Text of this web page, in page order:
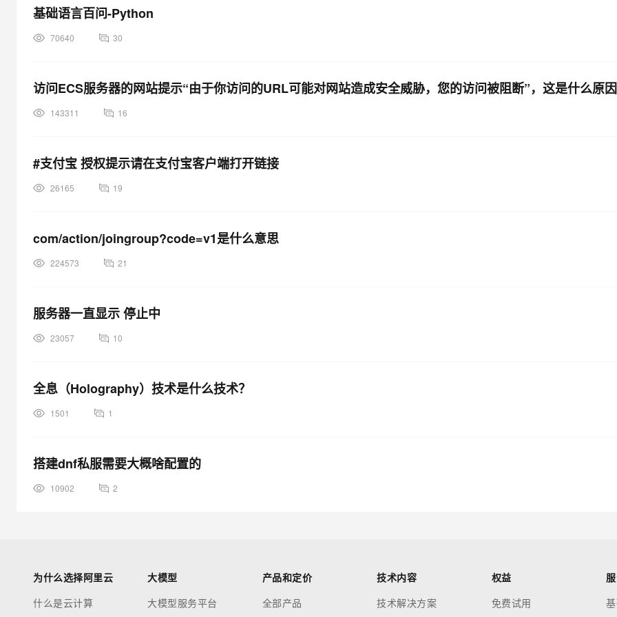
基础语言百问-Python
70640 30
访问ECS服务器的网站提示“由于你访问的URL可能对网站造成安全威胁，您的访问被阻断”，这是什么原
143311 16
#支付宝 授权提示请在支付宝客户端打开链接
26165 19
com/action/joingroup?code=v1是什么意思
224573 21
服务器一直显示 停止中
23057 10
全息（Holography）技术是什么技术？
1501 1
搭建dnf私服需要大概啥配置的
10902 2
为什么选择阿里云
什么是云计算
大模型
大模型服务平台
产品和定价
全部产品
技术内容
技术解决方案
权益
免费试用